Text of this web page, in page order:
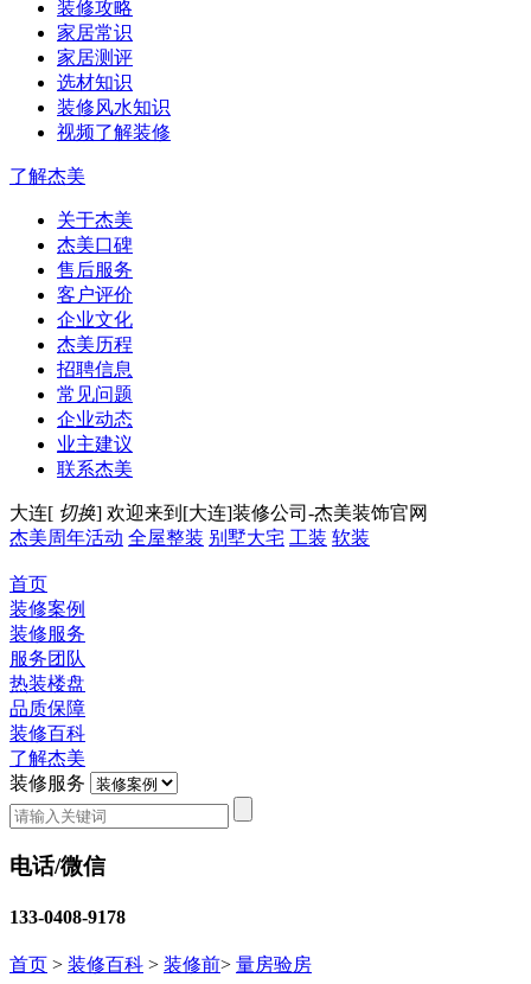
装修攻略
家居常识
家居测评
选材知识
装修风水知识
视频了解装修
了解杰美
关于杰美
杰美口碑
售后服务
客户评价
企业文化
杰美历程
招聘信息
常见问题
企业动态
业主建议
联系杰美
大连[ 切换] 欢迎来到[大连]装修公司-杰美装饰官网
杰美周年活动 全屋整装 别墅大宅 工装 软装
首页
装修案例
装修服务
服务团队
热装楼盘
品质保障
装修百科
了解杰美
装修服务
电话/微信
133-0408-9178
首页 > 装修百科 > 装修前> 量房验房